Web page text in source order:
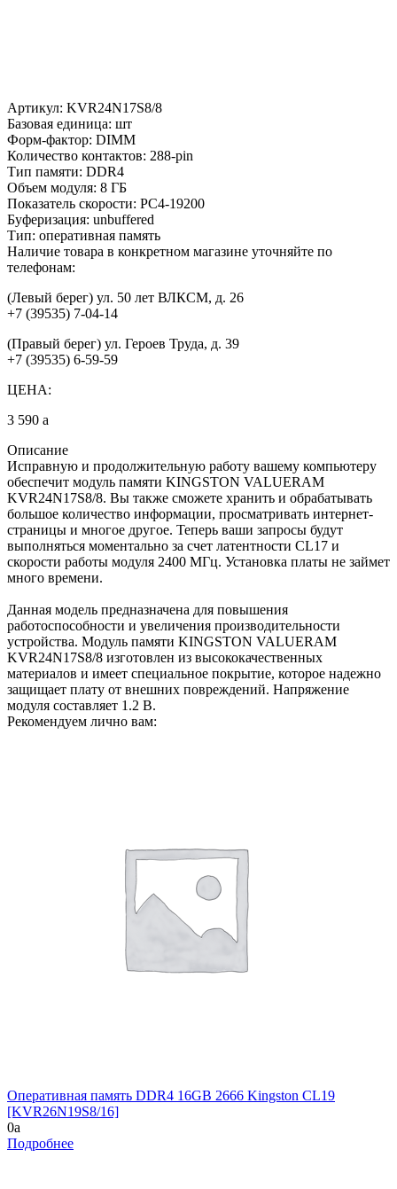
Артикул: KVR24N17S8/8
Базовая единица: шт
Форм-фактор: DIMM
Количество контактов: 288-pin
Тип памяти: DDR4
Объем модуля: 8 ГБ
Показатель скорости: PC4-19200
Буферизация: unbuffered
Тип: оперативная память
Наличие товара в конкретном магазине уточняйте по
телефонам:
(Левый берег) ул. 50 лет ВЛКСМ, д. 26
+7 (39535) 7-04-14
(Правый берег) ул. Героев Труда, д. 39
+7 (39535) 6-59-59
ЦЕНА:
3 590 a
Описание
Исправную и продолжительную работу вашему компьютеру
обеспечит модуль памяти KINGSTON VALUERAM
KVR24N17S8/8. Вы также сможете хранить и обрабатывать
большое количество информации, просматривать интернет-
страницы и многое другое. Теперь ваши запросы будут
выполняться моментально за счет латентности CL17 и
скорости работы модуля 2400 МГц. Установка платы не займет
много времени.
Данная модель предназначена для повышения
работоспособности и увеличения производительности
устройства. Модуль памяти KINGSTON VALUERAM
KVR24N17S8/8 изготовлен из высококачественных
материалов и имеет специальное покрытие, которое надежно
защищает плату от внешних повреждений. Напряжение
модуля составляет 1.2 В.
Рекомендуем лично вам:
Оперативная память DDR4 16GB 2666 Kingston CL19
[KVR26N19S8/16]
0a
Подробнее